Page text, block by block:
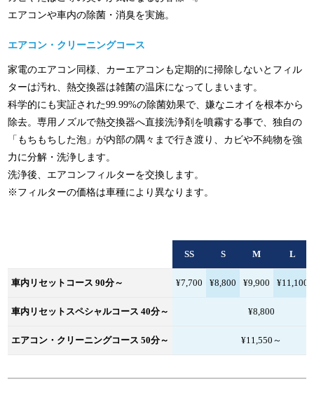
エアコンや車内の除菌・消臭を実施。
エアコン・クリーニングコース
家電のエアコン同様、カーエアコンも定期的に掃除しないとフィル
ターは汚れ、熱交換器は雑菌の温床になってしまいます。
科学的にも実証された99.99%の除菌効果で、嫌なニオイを根本から
除去。専用ノズルで熱交換器へ直接洗浄剤を噴霧する事で、独自の
「もちもちした泡」が内部の隅々まで行き渡り、カビや不純物を強
力に分解・洗浄します。
洗浄後、エアコンフィルターを交換します。
※フィルターの価格は車種により異なります。
SS S M L
車内リセットコース 90分～ ¥7,700 ¥8,800 ¥9,900 ¥11,100
車内リセットスペシャルコース 40分～ ¥8,800
エアコン・クリーニングコース 50分～ ¥11,550～